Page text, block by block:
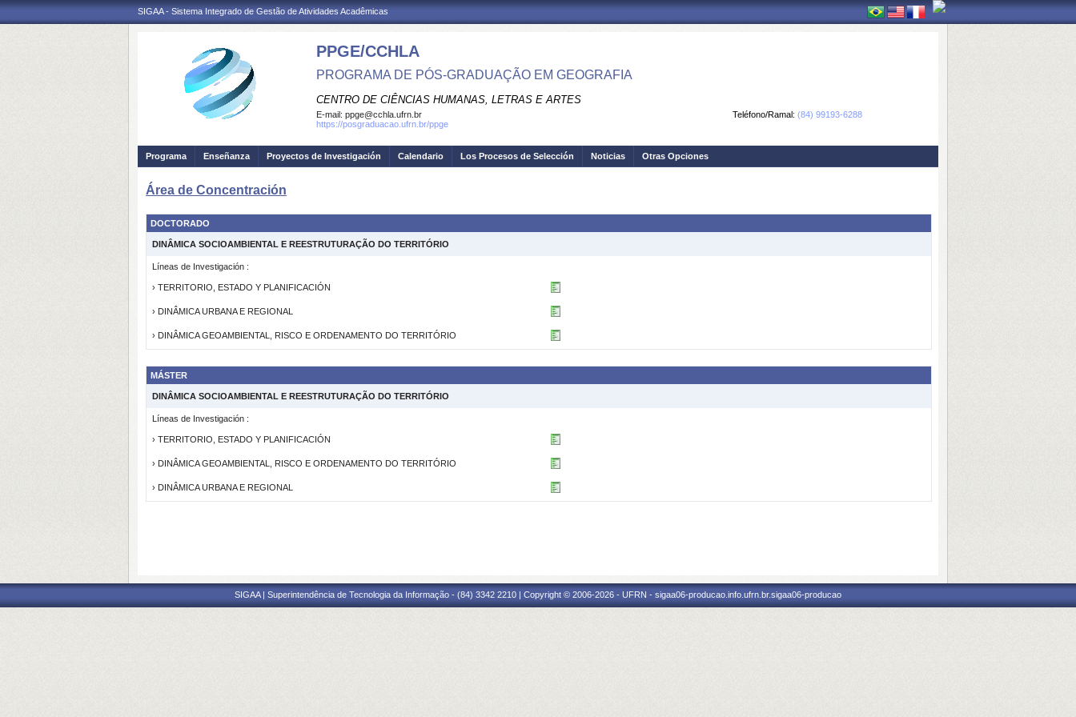
SIGAA - Sistema Integrado de Gestão de Atividades Acadêmicas
PPGE/CCHLA
PROGRAMA DE PÓS-GRADUAÇÃO EM GEOGRAFIA
CENTRO DE CIÊNCIAS HUMANAS, LETRAS E ARTES
Teléfono/Ramal: (84) 99193-6288
E-mail: ppge@cchla.ufrn.br
https://posgraduacao.ufrn.br/ppge
Programa Enseñanza Proyectos de Investigación Calendario Los Procesos de Selección Noticias Otras Opciones
Área de Concentración
DOCTORADO
DINÂMICA SOCIOAMBIENTAL E REESTRUTURAÇÃO DO TERRITÓRIO
Líneas de Investigación :
› TERRITORIO, ESTADO Y PLANIFICACIÓN
› DINÂMICA URBANA E REGIONAL
› DINÂMICA GEOAMBIENTAL, RISCO E ORDENAMENTO DO TERRITÓRIO
MÁSTER
DINÂMICA SOCIOAMBIENTAL E REESTRUTURAÇÃO DO TERRITÓRIO
Líneas de Investigación :
› TERRITORIO, ESTADO Y PLANIFICACIÓN
› DINÂMICA GEOAMBIENTAL, RISCO E ORDENAMENTO DO TERRITÓRIO
› DINÂMICA URBANA E REGIONAL
SIGAA | Superintendência de Tecnologia da Informação - (84) 3342 2210 | Copyright © 2006-2026 - UFRN - sigaa06-producao.info.ufrn.br.sigaa06-producao